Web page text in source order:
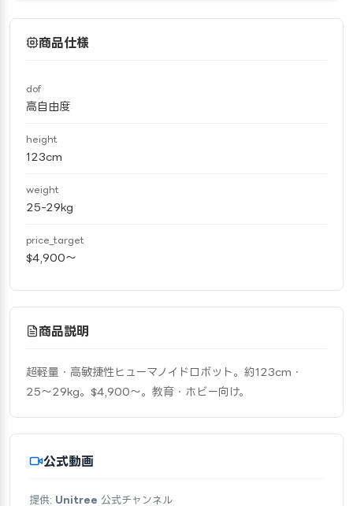
商品仕様
dof
高自由度
height
123cm
weight
25-29kg
price_target
$4,900〜
商品説明
超軽量・高敏捷性ヒューマノイドロボット。約123cm・
25〜29kg。$4,900〜。教育・ホビー向け。
公式動画
提供: Unitree 公式チャンネル